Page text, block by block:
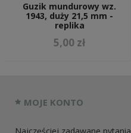
Guzik mundurowy wz.
1943, duży 21,5 mm -
replika
5,00 zł
MOJE KONTO